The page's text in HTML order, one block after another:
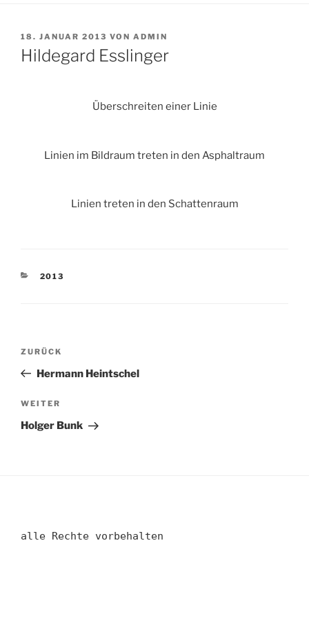
VERÖFFENTLICHT
AM
18. JANUAR 2013 VON ADMIN
Hildegard Esslinger
Überschreiten einer Linie
Linien im Bildraum treten in den Asphaltraum
Linien treten in den Schattenraum
KATEGORIEN
2013
Beitragsnavigation
Vorheriger
Beitrag
ZURÜCK
Hermann Heintschel
Nächster
Beitrag
WEITER
Holger Bunk
alle Rechte vorbehalten